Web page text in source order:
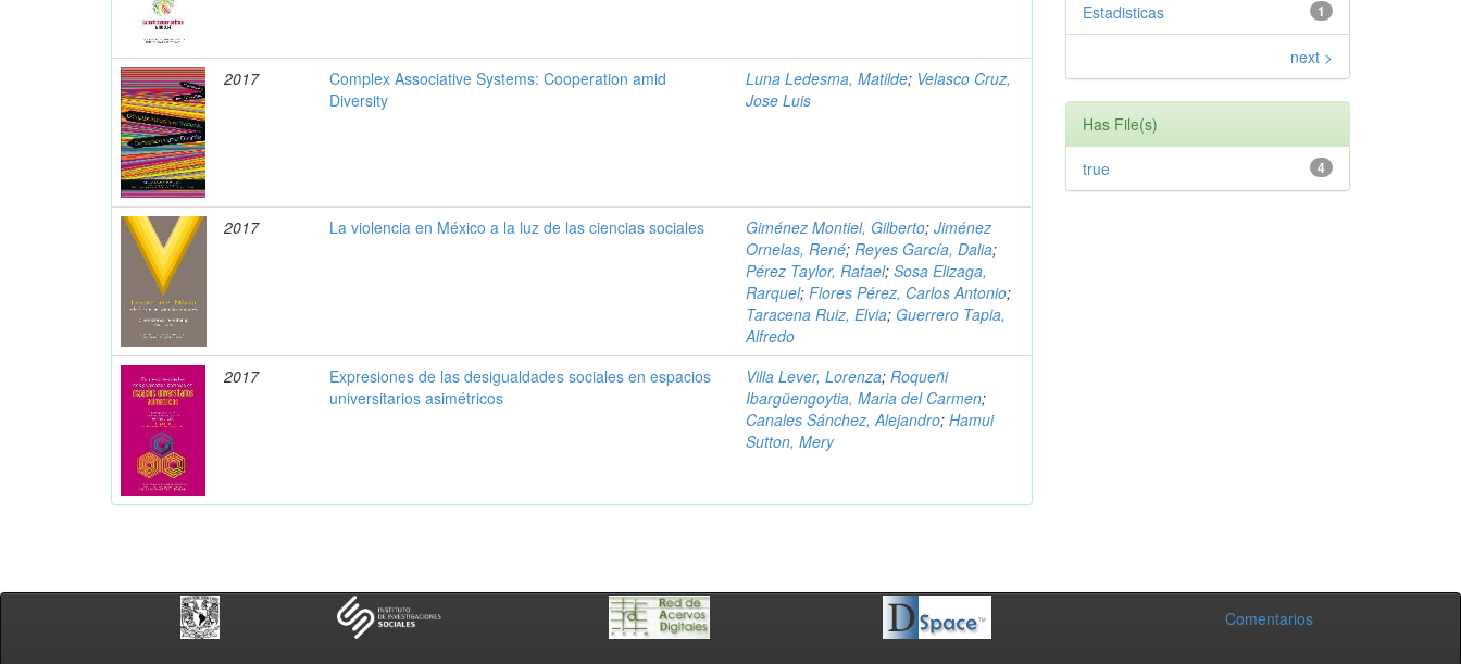
2017
Complex Associative Systems: Cooperation amid
Diversity
Luna Ledesma, Matilde; Velasco Cruz,
Jose Luis
2017 La violencia en México a la luz de las ciencias sociales Giménez Montiel, Gilberto;Jiménez
Ornelas, René;Reyes García, Dalia;
Pérez Taylor, Rafael;Sosa Elizaga,
Rarquel;Flores Pérez, Carlos Antonio;
Taracena Ruiz, Elvia; Guerrero Tapia,
Alfredo
2017
Expresiones de las desigualdades sociales en espacios
universitarios asimétricos
Villa Lever, Lorenza;Roqueñi
Ibargüengoytia, Maria del Carmen;
Canales Sánchez, Alejandro;Hamui
Sutton, Mery
1
Estadisticas
next >
Has File(s)
4
true
Comentarios